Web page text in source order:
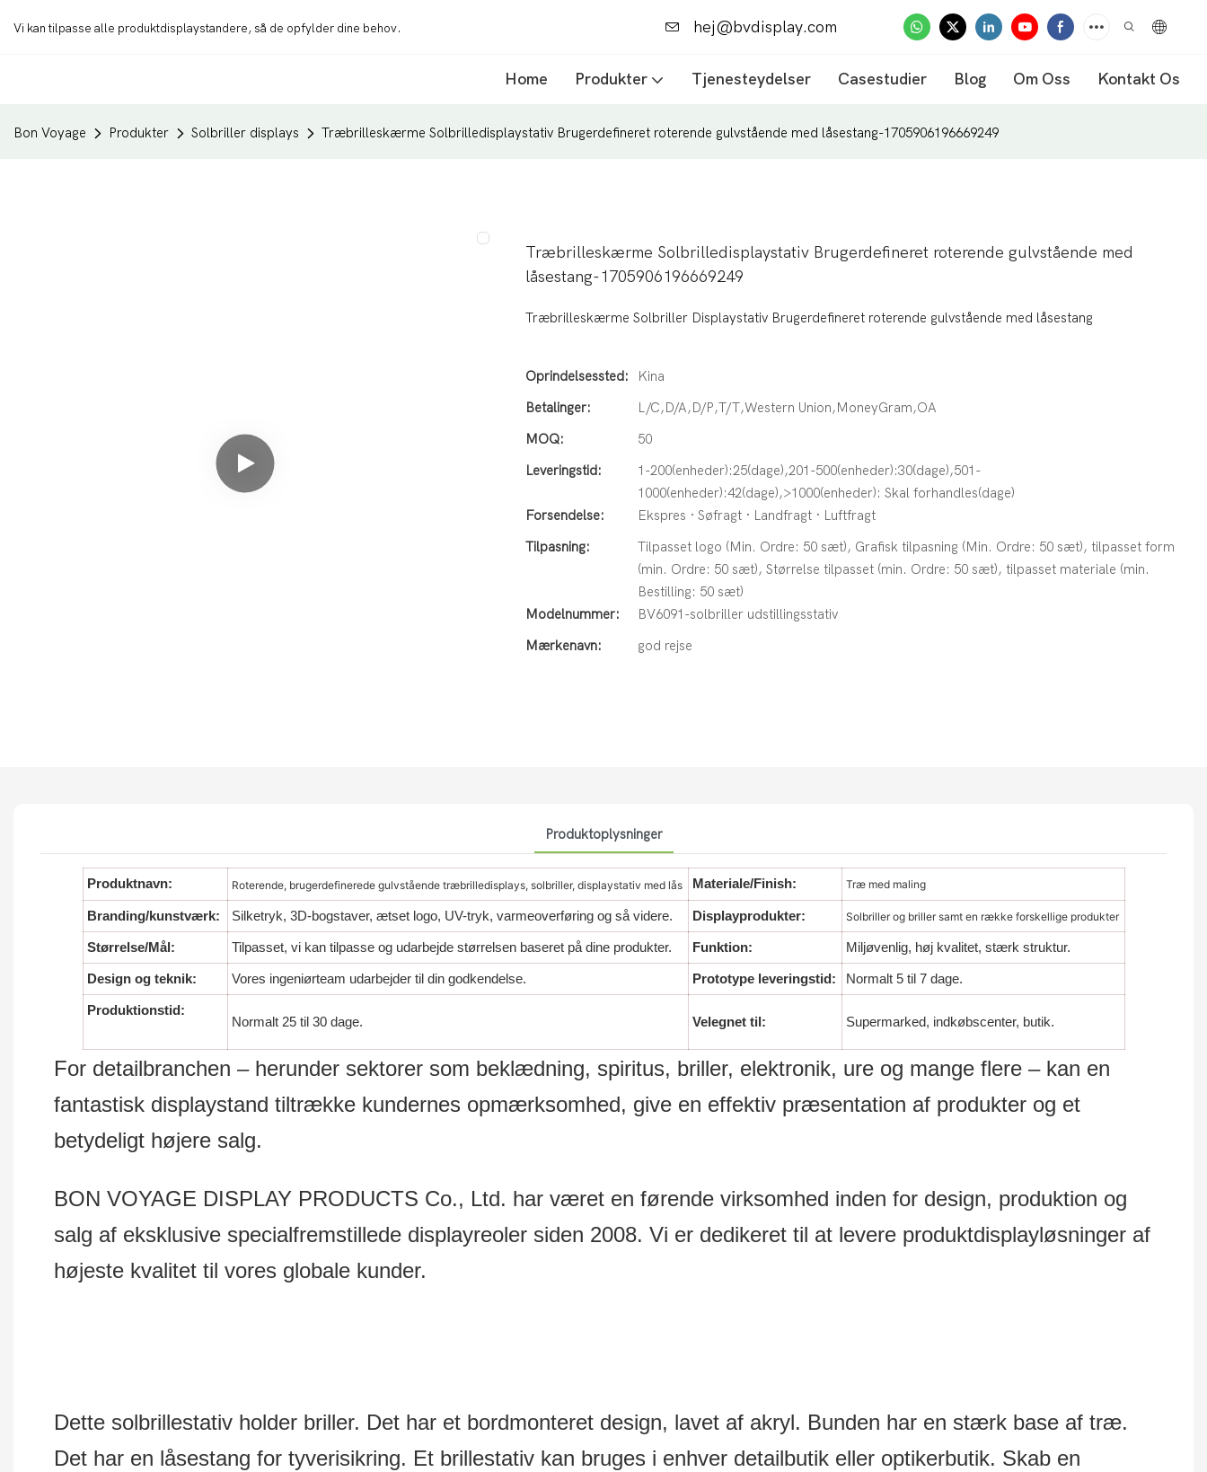
Vi kan tilpasse alle produktdisplaystandere, så de opfylder dine behov. hej@bvdisplay.com
Home Produkter Tjenesteydelser Casestudier Blog Om Oss Kontakt Os
Bon Voyage Produkter Solbriller displays Træbrilleskærme Solbrilledisplaystativ Brugerdefineret roterende gulvstående med låsestang-1705906196669249
Træbrilleskærme Solbrilledisplaystativ Brugerdefineret roterende gulvstående med
låsestang-1705906196669249
Træbrilleskærme Solbriller Displaystativ Brugerdefineret roterende gulvstående med låsestang
Oprindelsessted:
Kina
Betalinger:
L/C,D/A,D/P,T/T,Western Union,MoneyGram,OA
MOQ:
50
Leveringstid:
1-200(enheder):25(dage),201-500(enheder):30(dage),501-
1000(enheder):42(dage),>1000(enheder): Skal forhandles(dage)
Forsendelse:
Ekspres · Søfragt · Landfragt · Luftfragt
Tilpasning:
Tilpasset logo (Min. Ordre: 50 sæt), Grafisk tilpasning (Min. Ordre: 50 sæt), tilpasset form
(min. Ordre: 50 sæt), Størrelse tilpasset (min. Ordre: 50 sæt), tilpasset materiale (min.
Bestilling: 50 sæt)
Modelnummer:
BV6091-solbriller udstillingsstativ
Mærkenavn:
god rejse
Produktoplysninger
Produktnavn: Roterende, brugerdefinerede gulvstående træbrilledisplays, solbriller, displaystativ med lås Materiale/Finish: Træ med maling
Branding/kunstværk: Silketryk, 3D-bogstaver, ætset logo, UV-tryk, varmeoverføring og så videre. Displayprodukter: Solbriller og briller samt en række forskellige produkter
Størrelse/Mål: Tilpasset, vi kan tilpasse og udarbejde størrelsen baseret på dine produkter. Funktion: Miljøvenlig, høj kvalitet, stærk struktur.
Design og teknik: Vores ingeniørteam udarbejder til din godkendelse. Prototype leveringstid: Normalt 5 til 7 dage.
Produktionstid:
Normalt 25 til 30 dage. Velegnet til: Supermarked, indkøbscenter, butik.
For detailbranchen – herunder sektorer som beklædning, spiritus, briller, elektronik, ure og mange flere – kan en
fantastisk displaystand tiltrække kundernes opmærksomhed, give en effektiv præsentation af produkter og et
betydeligt højere salg.
BON VOYAGE DISPLAY PRODUCTS Co., Ltd. har været en førende virksomhed inden for design, produktion og
salg af eksklusive specialfremstillede displayreoler siden 2008. Vi er dedikeret til at levere produktdisplayløsninger af
højeste kvalitet til vores globale kunder.
Dette solbrillestativ holder briller. Det har et bordmonteret design, lavet af akryl. Bunden har en stærk base af træ.
Det har en låsestang for tyverisikring. Et brillestativ kan bruges i enhver detailbutik eller optikerbutik. Skab en